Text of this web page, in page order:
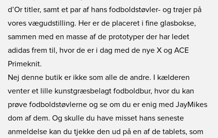
d’Or titler, samt et par af hans fodboldstøvler- og trøjer på
vores vægudstilling. Her er de placeret i fine glasbokse,
sammen med en masse af de prototyper der har ledet
adidas frem til, hvor de er i dag med de nye X og ACE
Primeknit.
Nej denne butik er ikke som alle de andre. I kælderen
venter et lille kunstgræsbelagt fodboldbur, hvor du kan
prøve fodboldstøvlerne og se om du er enig med JayMikes
dom af dem. Og skulle du have misset hans seneste
anmeldelse kan du tjekke den ud på en af de tablets, som